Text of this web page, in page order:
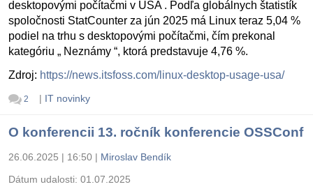
desktopovými počítačmi v USA . Podľa globálnych štatistík
spoločnosti StatCounter za jún 2025 má Linux teraz 5,04 %
podiel na trhu s desktopovými počítačmi, čím prekonal
kategóriu „ Neznámy “, ktorá predstavuje 4,76 %.
Zdroj: https://news.itsfoss.com/linux-desktop-usage-usa/
2 | IT novinky
O konferencii 13. ročník konferencie OSSConf
26.06.2025 | 16:50 | Miroslav Bendík
Dátum udalosti: 01.07.2025